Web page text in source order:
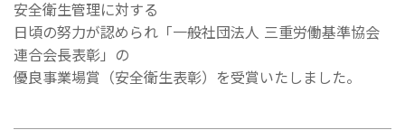
安全衛生管理に対する
日頃の努力が認められ「一般社団法人 三重労働基準協会
連合会長表彰」の
優良事業場賞（安全衛生表彰）を受賞いたしました。